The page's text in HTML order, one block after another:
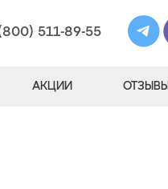
511-89-55
АКЦИИ ОТЗЫВЫ